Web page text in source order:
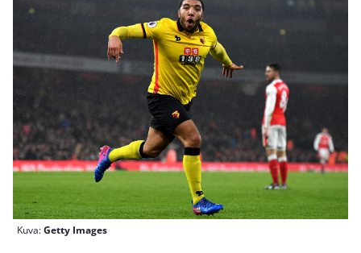
Kuva:Getty Images